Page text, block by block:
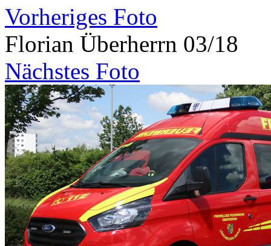
Vorheriges Foto
Florian Überherrn 03/18
Nächstes Foto